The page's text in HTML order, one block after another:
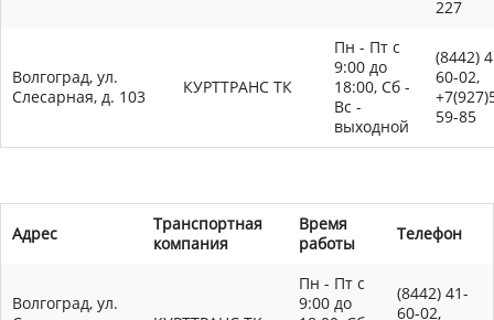
227
Волгоград, ул.
Слесарная, д. 103
КУРТТРАНС ТК
Пн - Пт с
9:00 до
18:00, Сб -
Вс -
выходной
(8442)
60-02,
59-85
Адрес
Транспортная
компания
Время
работы
Телефон
Волгоград, ул.
Пн - Пт с
9:00 до
(8442) 41-
60-02,